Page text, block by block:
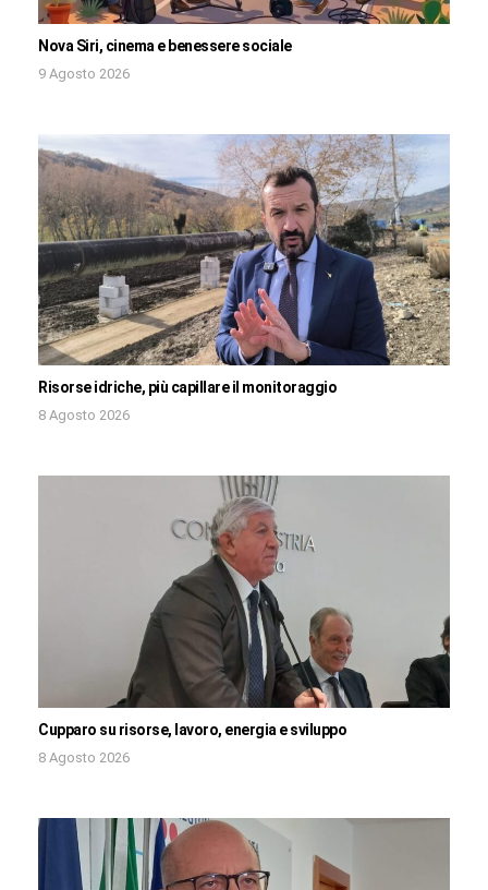
Nova Siri, cinema e benessere sociale
9 Agosto 2026
Risorse idriche, più capillare il monitoraggio
8 Agosto 2026
Cupparo su risorse, lavoro, energia e sviluppo
8 Agosto 2026